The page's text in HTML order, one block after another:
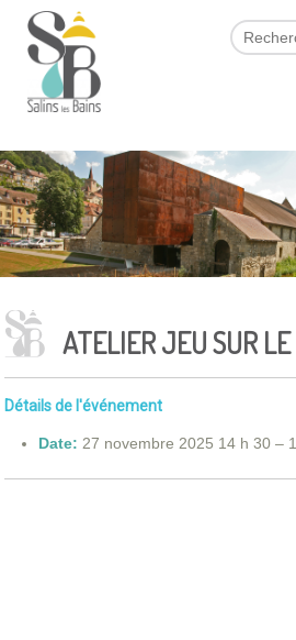
ATELIER JEU SUR
Détails de l'événement
Date: 27 novembre 2025 14 h 30 –